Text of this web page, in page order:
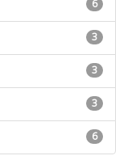
6
3
3
3
6